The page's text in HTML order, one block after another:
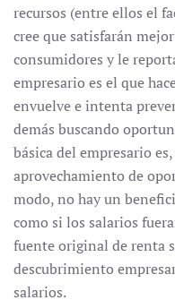
recursos (entre ellos el
cree que satisfarán
consumidores y le
empresario es el que
envuelve e intenta
demás buscando
básica del empresario
aprovechamiento de
modo, no hay un
como si los salarios
fuente original de renta
descubrimiento
salarios.